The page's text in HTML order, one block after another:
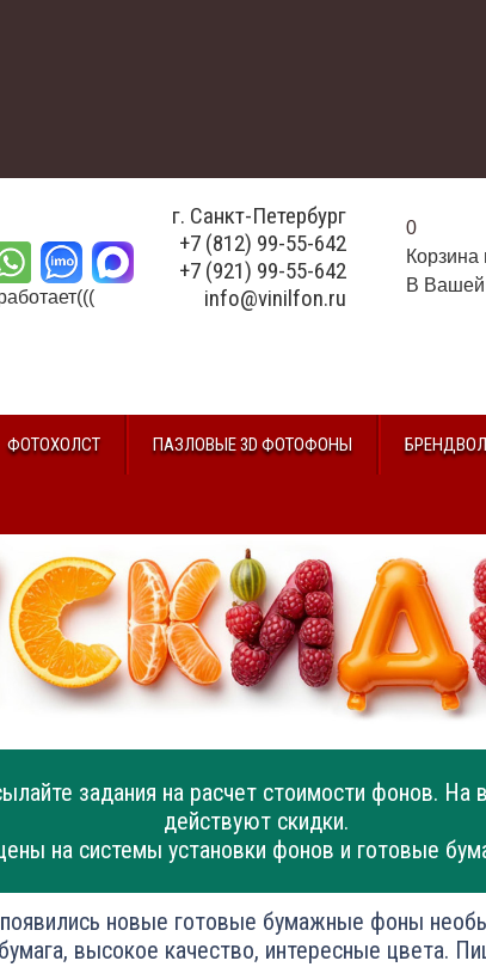
0
Корзина
В Вашей
г. Санкт-Петербург
+7 (812) 99-55-642
+7 (921) 99-55-642
info@vinilfon.ru
ФОТОХОЛСТ ПАЗЛОВЫЕ 3D ФОТОФОНЫ
задания на расчет стоимости фонов.
действуют скидки.
на системы установки фонов и готовые
новые готовые бумажные фоны
высокое качество, интересные цвета.